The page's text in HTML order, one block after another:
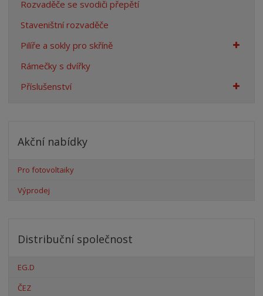
Rozvaděče se svodiči přepětí
Staveništní rozvaděče
Pilíře a sokly pro skříně
Rámečky s dvířky
Příslušenství
Akční nabídky
Pro fotovoltaiky
Výprodej
Distribuční společnost
EG.D
ČEZ